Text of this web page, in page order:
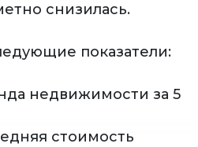
снизилась.
показатели:
недвижимости за 5
стоимость